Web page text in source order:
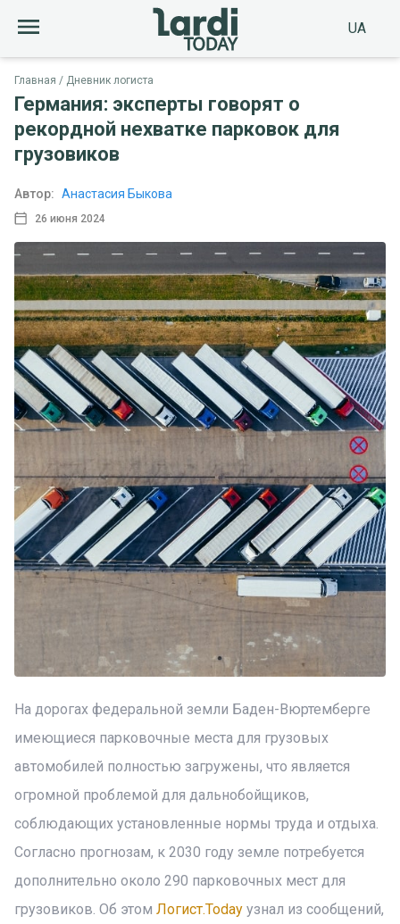
UA
Главная Дневник логиста
Германия: эксперты говорят о
рекордной нехватке парковок для
грузовиков
26 июня 2024
Автор: Анастасия Быкова
На дорогах федеральной земли Баден-Вюртемберге
имеющиеся парковочные места для грузовых
автомобилей полностью загружены, что является
огромной проблемой для дальнобойщиков,
соблюдающих установленные нормы труда и отдыха.
Согласно прогнозам, к 2030 году земле потребуется
дополнительно около 290 парковочных мест для
грузовиков. Об этом Логист.Today узнал из сообщений,